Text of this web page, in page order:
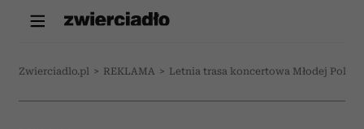
Zwierciadlo.pl > REKLAMA > Letnia trasa koncertowa Młodej